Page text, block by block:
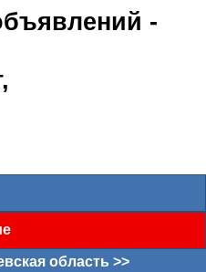
-
область >>